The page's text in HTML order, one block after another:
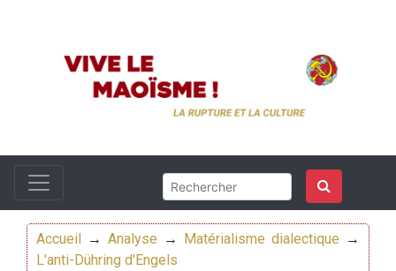
Accueil → Analyse → Matérialisme dialectique →
L'anti-Dühring d'Engels